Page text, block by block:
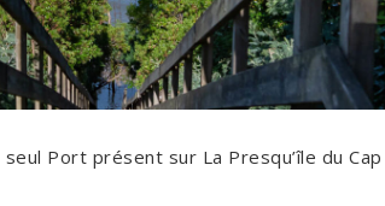
Port présent sur La Presqu’île du Cap